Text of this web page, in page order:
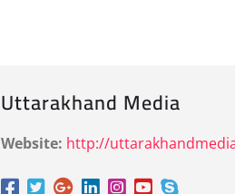
Uttarakhand Media
Website: http://